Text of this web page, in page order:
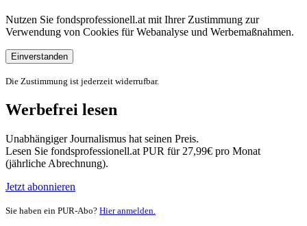
Nutzen Sie fondsprofessionell.at mit Ihrer Zustimmung zur
Verwendung von Cookies für Webanalyse und Werbemaßnahmen.
Einverstanden
Die Zustimmung ist jederzeit widerrufbar.
Werbefrei lesen
Unabhängiger Journalismus hat seinen Preis.
Lesen Sie fondsprofessionell.at PUR für 27,99€ pro Monat
(jährliche Abrechnung).
Jetzt abonnieren
Sie haben ein PUR-Abo? Hier anmelden.